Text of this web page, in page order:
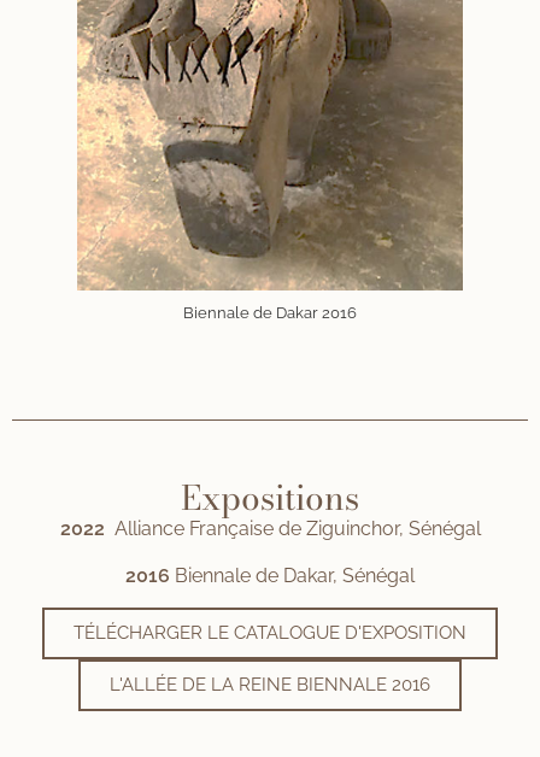
Biennale de Dakar 2016
Expositions
2022 Alliance Française de Ziguinchor, Sénégal
2016 Biennale de Dakar, Sénégal
TÉLÉCHARGER LE CATALOGUE D'EXPOSITION
L'ALLÉE DE LA REINE BIENNALE 2016